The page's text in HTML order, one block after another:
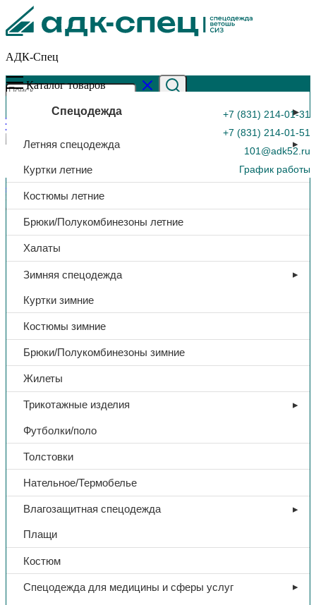
АДК-Спец
+7 (831) 214-01-31
+7 (831) 214-01-51
101@adk52.ru
График работы
0
Каталог товаров
Спецодежда
Летняя спецодежда
Куртки летние
Костюмы летние
Брюки/Полукомбинезоны летние
Халаты
Зимняя спецодежда
Куртки зимние
Костюмы зимние
Брюки/Полукомбинезоны зимние
Жилеты
Трикотажные изделия
Футболки/поло
Толстовки
Нательное/Термобелье
Влагозащитная спецодежда
Плащи
Костюм
Спецодежда для медицины и сферы услуг
Главная страница»Каталог»Костюм утеп. «Титан-Ультра»,
куртка/пк, тк.Смесовая, (т.синий/васильковый), 240 гр/м²,
СОП